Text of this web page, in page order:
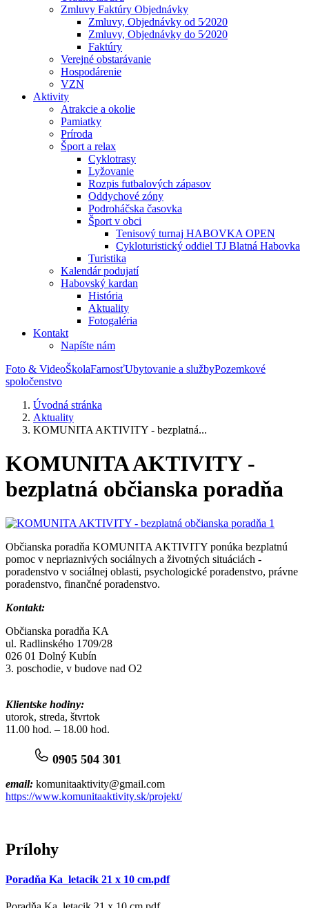
Zmluvy Faktúry Objednávky
Zmluvy, Objednávky od 5⁄2020
Zmluvy, Objednávky do 5⁄2020
Faktúry
Verejné obstarávanie
Hospodárenie
VZN
Aktivity
Atrakcie a okolie
Pamiatky
Príroda
Šport a relax
Cyklotrasy
Lyžovanie
Rozpis futbalových zápasov
Oddychové zóny
Podroháčska časovka
Šport v obci
Tenisový turnaj HABOVKA OPEN
Cykloturistický oddiel TJ Blatná Habovka
Turistika
Kalendár podujatí
Habovský kardan
História
Aktuality
Fotogaléria
Kontakt
Napíšte nám
Foto & VideoŠkolaFarnosťUbytovanie a službyPozemkové
spoločenstvo
Úvodná stránka
Aktuality
KOMUNITA AKTIVITY - bezplatná...
KOMUNITA AKTIVITY -
bezplatná občianska poradňa
Občianska poradňa KOMUNITA AKTIVITY ponúka bezplatnú
pomoc v nepriaznivých sociálnych a životných situáciách -
poradenstvo v sociálnej oblasti, psychologické poradenstvo, právne
poradenstvo, finančné poradenstvo.
Kontakt:
Občianska poradňa KA
ul. Radlinského 1709/28
026 01 Dolný Kubín
3. poschodie, v budove nad O2
Klientske hodiny:
utorok, streda, štvrtok
11.00 hod. ‒ 18.00 hod.
0905 504 301
email: komunitaaktivity@gmail.com
https://www.komunitaaktivity.sk/projekt/
Prílohy
Poradňa Ka_letacik 21 x 10 cm.pdf